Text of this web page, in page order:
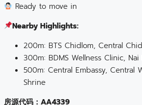
Ready to move in
Nearby Highlights:
200m: BTS Chidlom, Central
300m: BDMS Wellness Clinic,
500m: Central Embassy, Central
Shrine
房源代码：AA4339